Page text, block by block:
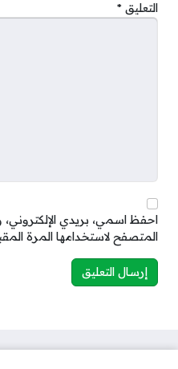
التعليق *
احفظ اسمي، بريدي الإلكتروني،
المتصفح لاستخدامها المرة